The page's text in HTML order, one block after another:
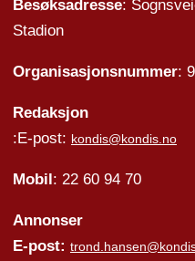
Besøksadresse:
Stadion
Organisasjonsnummer:
Redaksjon
:E-post: kondis@kondis.no
Mobil: 22 60 94 70
Annonser
E-post: